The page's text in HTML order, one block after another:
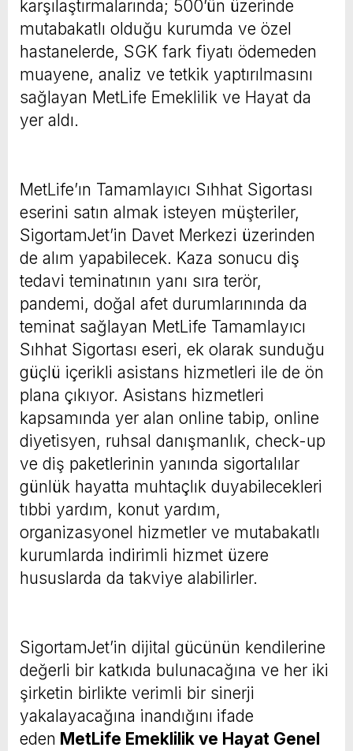
karşılaştırmalarında; 500’ün üzerinde
mutabakatlı olduğu kurumda ve özel
hastanelerde, SGK fark fiyatı ödemeden
muayene, analiz ve tetkik yaptırılmasını
sağlayan MetLife Emeklilik ve Hayat da
yer aldı.
MetLife’ın Tamamlayıcı Sıhhat Sigortası
eserini satın almak isteyen müşteriler,
SigortamJet’in Davet Merkezi üzerinden
de alım yapabilecek. Kaza sonucu diş
tedavi teminatının yanı sıra terör,
pandemi, doğal afet durumlarınında da
teminat sağlayan MetLife Tamamlayıcı
Sıhhat Sigortası eseri, ek olarak sunduğu
güçlü içerikli asistans hizmetleri ile de ön
plana çıkıyor. Asistans hizmetleri
kapsamında yer alan online tabip, online
diyetisyen, ruhsal danışmanlık, check-up
ve diş paketlerinin yanında sigortalılar
günlük hayatta muhtaçlık duyabilecekleri
tıbbi yardım, konut yardım,
organizasyonel hizmetler ve mutabakatlı
kurumlarda indirimli hizmet üzere
hususlarda da takviye alabilirler.
SigortamJet’in dijital gücünün kendilerine
değerli bir katkıda bulunacağına ve her iki
şirketin birlikte verimli bir sinerji
yakalayacağına inandığını ifade
eden MetLife Emeklilik ve Hayat Genel